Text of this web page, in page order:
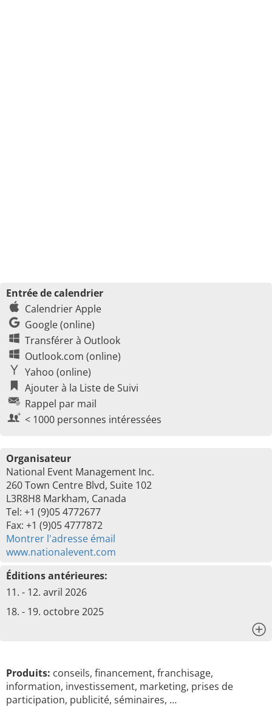
Entrée de calendrier
Calendrier Apple
Google (online)
Transférer à Outlook
Outlook.com (online)
Yahoo (online)
Ajouter à la Liste de Suivi
Rappel par mail
< 1000 personnes intéressées
Organisateur
National Event Management Inc.
260 Town Centre Blvd, Suite 102
L3R8H8 Markham, Canada
Tel: +1 (9)05 4772677
Fax: +1 (9)05 4777872
Montrer l'adresse émail
www.nationalevent.com
Éditions antérieures:
11. - 12. avril 2026
18. - 19. octobre 2025
Produits: conseils, financement, franchisage,
information, investissement, marketing, prises de
participation, publicité, séminaires, …